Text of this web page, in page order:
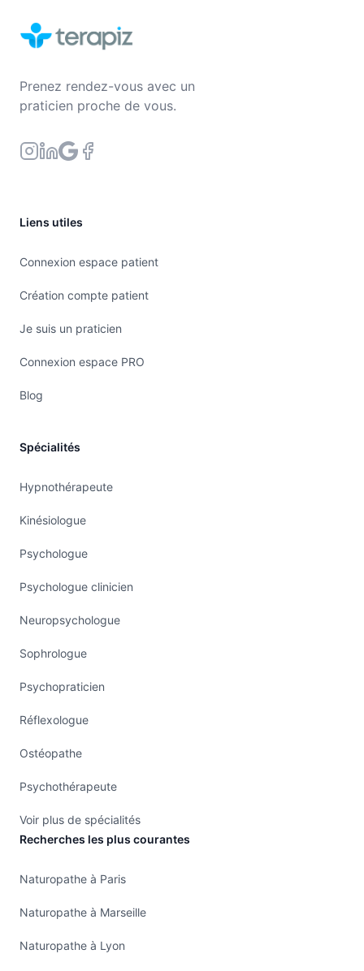
Prenez rendez-vous avec un
praticien proche de vous.
Liens utiles
Connexion espace patient
Création compte patient
Je suis un praticien
Connexion espace PRO
Blog
Spécialités
Hypnothérapeute
Kinésiologue
Psychologue
Psychologue clinicien
Neuropsychologue
Sophrologue
Psychopraticien
Réflexologue
Ostéopathe
Psychothérapeute
Voir plus de spécialités
Recherches les plus courantes
Naturopathe à Paris
Naturopathe à Marseille
Naturopathe à Lyon